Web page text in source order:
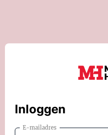
Inloggen
E-mailadres